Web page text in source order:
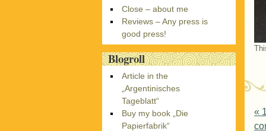
«
Close – about me
Reviews – Any press is
good press!
Blogroll
Article in the
„Argentinisches
Tageblatt“
Buy my book „Die
Papierfabrik“